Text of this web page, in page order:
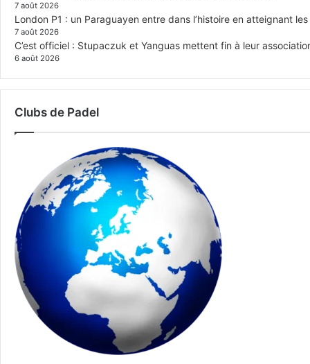
7 août 2026
London P1 : un Paraguayen entre dans l’histoire en atteignant
7 août 2026
C’est officiel : Stupaczuk et Yanguas mettent fin à leur
6 août 2026
Clubs de Padel